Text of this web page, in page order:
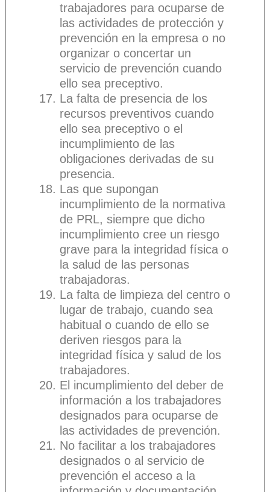
trabajadores para ocuparse de
las actividades de protección y
prevención en la empresa o no
organizar o concertar un
servicio de prevención cuando
ello sea preceptivo.
La falta de presencia de los
recursos preventivos cuando
ello sea preceptivo o el
incumplimiento de las
obligaciones derivadas de su
presencia.
Las que supongan
incumplimiento de la normativa
de PRL, siempre que dicho
incumplimiento cree un riesgo
grave para la integridad física o
la salud de las personas
trabajadoras.
La falta de limpieza del centro o
lugar de trabajo, cuando sea
habitual o cuando de ello se
deriven riesgos para la
integridad física y salud de los
trabajadores.
El incumplimiento del deber de
información a los trabajadores
designados para ocuparse de
las actividades de prevención.
No facilitar a los trabajadores
designados o al servicio de
prevención el acceso a la